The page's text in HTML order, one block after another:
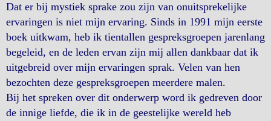
Dat er bij mystiek sprake zou zijn van onuitsprekelijke
ervaringen is niet mijn ervaring. Sinds in 1991 mijn eerste
boek uitkwam, heb ik tientallen gespreksgroepen jarenlang
begeleid, en de leden ervan zijn mij allen dankbaar dat ik
uitgebreid over mijn ervaringen sprak. Velen van hen
bezochten deze gespreksgroepen meerdere malen.
Bij het spreken over dit onderwerp word ik gedreven door
de innige liefde, die ik in de geestelijke wereld heb